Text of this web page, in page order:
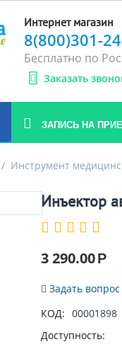
Интернет магазин
8(800)301-
Бесплатно по
Заказать
ЗАПИСЬ НА
/ Инструмент
Инъектор
3 290.00Р
Задать вопрос
КОД: 00001898
Доступность: